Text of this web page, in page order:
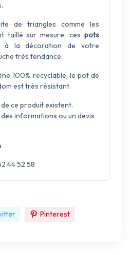
de triangles comme les
taillé sur mesure, ces pots
à la décoration de votre
très tendance.
100% recyclable, le pot de
est très résistant.
ce produit existent.
informations ou un devis
44 52 58
Pinterest